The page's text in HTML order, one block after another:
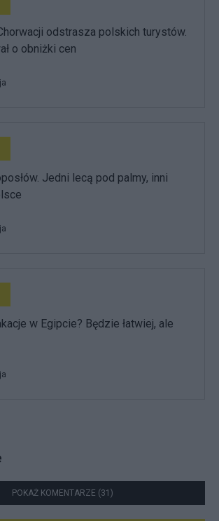
odstrasza polskich turystów.
o obniżki cen
Jedni lecą pod palmy, inni
w Egipcie? Będzie łatwiej, ale
POKAŻ KOMENTARZE (31)